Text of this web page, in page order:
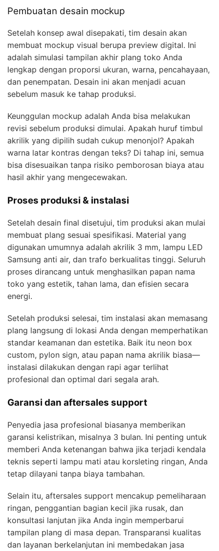
Pembuatan desain mockup
Setelah konsep awal disepakati, tim desain akan
membuat mockup visual berupa preview digital. Ini
adalah simulasi tampilan akhir plang toko Anda
lengkap dengan proporsi ukuran, warna, pencahayaan,
dan penempatan. Desain ini akan menjadi acuan
sebelum masuk ke tahap produksi.
Keunggulan mockup adalah Anda bisa melakukan
revisi sebelum produksi dimulai. Apakah huruf timbul
akrilik yang dipilih sudah cukup menonjol? Apakah
warna latar kontras dengan teks? Di tahap ini, semua
bisa disesuaikan tanpa risiko pemborosan biaya atau
hasil akhir yang mengecewakan.
Proses produksi & instalasi
Setelah desain final disetujui, tim produksi akan mulai
membuat plang sesuai spesifikasi. Material yang
digunakan umumnya adalah akrilik 3 mm, lampu LED
Samsung anti air, dan trafo berkualitas tinggi. Seluruh
proses dirancang untuk menghasilkan papan nama
toko yang estetik, tahan lama, dan efisien secara
energi.
Setelah produksi selesai, tim instalasi akan memasang
plang langsung di lokasi Anda dengan memperhatikan
standar keamanan dan estetika. Baik itu neon box
custom, pylon sign, atau papan nama akrilik biasa—
instalasi dilakukan dengan rapi agar terlihat
profesional dan optimal dari segala arah.
Garansi dan aftersales support
Penyedia jasa profesional biasanya memberikan
garansi kelistrikan, misalnya 3 bulan. Ini penting untuk
memberi Anda ketenangan bahwa jika terjadi kendala
teknis seperti lampu mati atau korsleting ringan, Anda
tetap dilayani tanpa biaya tambahan.
Selain itu, aftersales support mencakup pemeliharaan
ringan, penggantian bagian kecil jika rusak, dan
konsultasi lanjutan jika Anda ingin memperbarui
tampilan plang di masa depan. Transparansi kualitas
dan layanan berkelanjutan ini membedakan jasa